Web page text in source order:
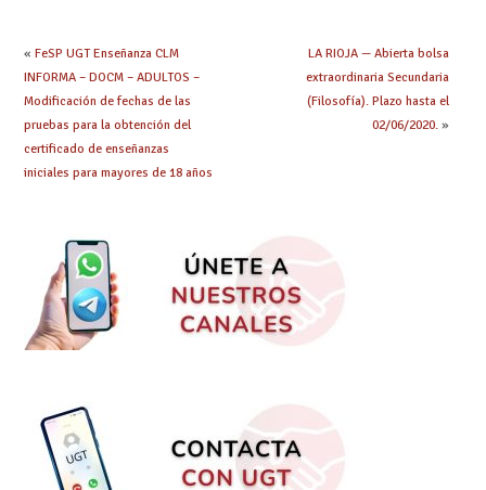
« FeSP UGT Enseñanza CLM
INFORMA – DOCM – ADULTOS –
Modificación de fechas de las
pruebas para la obtención del
certificado de enseñanzas
iniciales para mayores de 18 años
LA RIOJA — Abierta bolsa
extraordinaria Secundaria
(Filosofía). Plazo hasta el
02/06/2020.»